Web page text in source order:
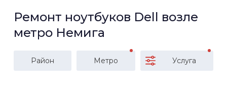
Ремонт ноутбуков Dell возле
метро Немига
Район Метро Услуга